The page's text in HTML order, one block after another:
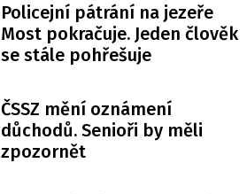
Policejní pátrání na jezeře
Most pokračuje. Jeden člověk
se stále pohřešuje
ČSSZ mění oznámení
důchodů. Senioři by měli
zpozornět